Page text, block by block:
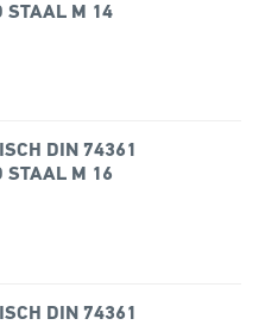
STAAL M 14
DIN 74361
STAAL M 16
DIN 74361